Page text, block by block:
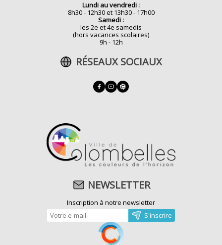
Lundi au vendredi :
8h30 - 12h30 et 13h30 - 17h00
Samedi :
les 2e et 4e samedis
(hors vacances scolaires)
9h - 12h
RÉSEAUX SOCIAUX
NEWSLETTER
Inscription à notre newsletter